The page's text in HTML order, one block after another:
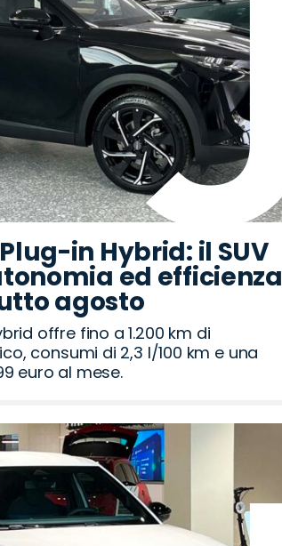
in Hybrid: il SUV
ed efficienza
agosto
offre fino a 1.200 km di
consumi di 2,3 l/100 km e una
euro al mese.